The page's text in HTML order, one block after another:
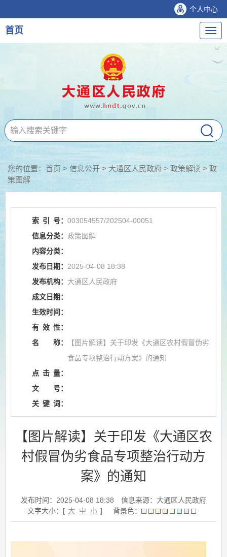
个人中心
导
航
首页
您的位置： 首页>信息公开> 大通区人民政府> 政策解读 > 政
策图解
索 引 号： 003054557/202504-00051
信息分类： 政策图解
内容分类：
发布日期： 2025-04-08 18:38
发布机构： 大通区人民政府
成文日期：
生效时间：
有 效 性：
名
称：
【图片解读】关于印发《大通区农村假冒伪劣
食品专项整治行动方案》的通知
点 击 量：
文
号：
关 键 词：
【图片解读】关于印发《大通区农
村假冒伪劣食品专项整治行动方
案》的通知
发布时间：2025-04-08 18:38
信息来源：大通区人民政府
文字大小：[ 大 中 小 ] 背景色：